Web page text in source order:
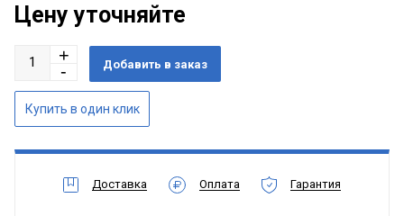
Цену уточняйте
Доставка Оплата Гарантия